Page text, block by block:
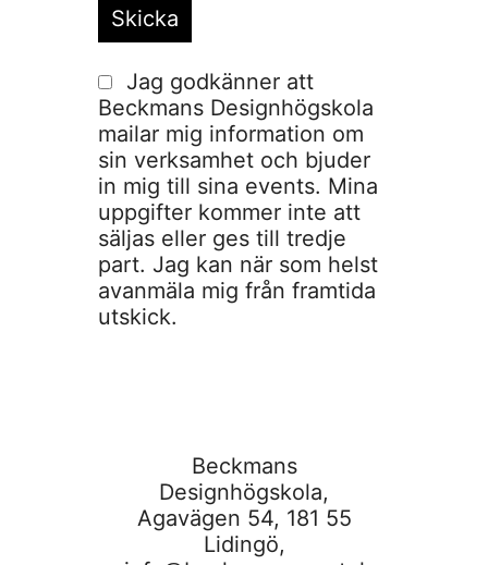
Jag godkänner att
Beckmans Designhögskola
mailar mig information om
sin verksamhet och bjuder
in mig till sina events. Mina
uppgifter kommer inte att
säljas eller ges till tredje
part. Jag kan när som helst
avanmäla mig från framtida
utskick.
Beckmans
Designhögskola,
Agavägen 54, 181 55
Lidingö,